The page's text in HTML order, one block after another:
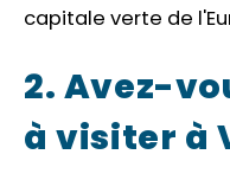
capitale verte de
2. Avez-
à visiter à